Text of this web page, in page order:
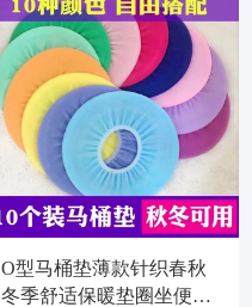
O型马桶垫薄款针织春秋
冬季舒适保暖垫圈坐便垫